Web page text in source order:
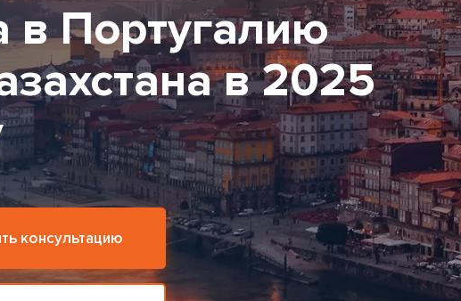
в Португалию
в 2025
консультацию